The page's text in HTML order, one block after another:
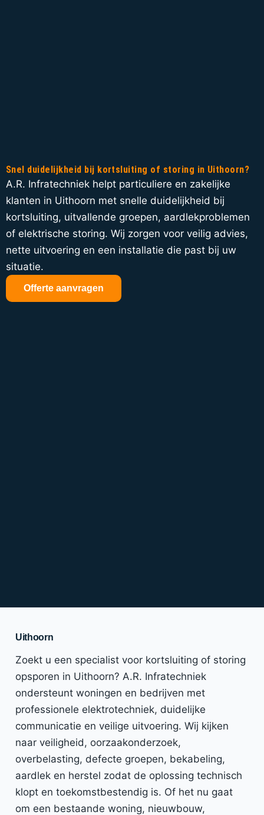
Snel duidelijkheid bij kortsluiting of storing in Uithoorn?
A.R. Infratechniek helpt particuliere en zakelijke
klanten in Uithoorn met snelle duidelijkheid bij
kortsluiting, uitvallende groepen, aardlekproblemen
of elektrische storing. Wij zorgen voor veilig advies,
nette uitvoering en een installatie die past bij uw
situatie.
Offerte aanvragen
Uithoorn
Zoekt u een specialist voor kortsluiting of storing
opsporen in Uithoorn? A.R. Infratechniek
ondersteunt woningen en bedrijven met
professionele elektrotechniek, duidelijke
communicatie en veilige uitvoering. Wij kijken
naar veiligheid, oorzaakonderzoek,
overbelasting, defecte groepen, bekabeling,
aardlek en herstel zodat de oplossing technisch
klopt en toekomstbestendig is. Of het nu gaat
om een bestaande woning, nieuwbouw,